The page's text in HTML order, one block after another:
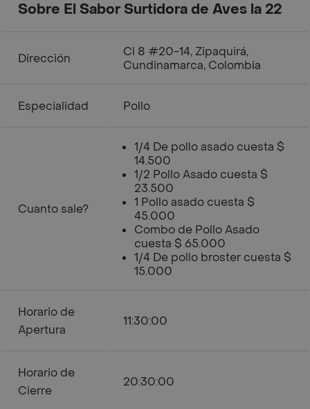
Sobre El Sabor Surtidora de Aves la 22
Dirección
Cl 8 #20-14, Zipaquirá,
Cundinamarca, Colombia
Especialidad Pollo
Cuanto sale?
1/4 De pollo asado cuesta $
14.500
1/2 Pollo Asado cuesta $
23.500
1 Pollo asado cuesta $
45.000
Combo de Pollo Asado
cuesta $ 65.000
1/4 De pollo broster cuesta $
15.000
Horario de
Apertura
11:30:00
Horario de
Cierre
20:30:00